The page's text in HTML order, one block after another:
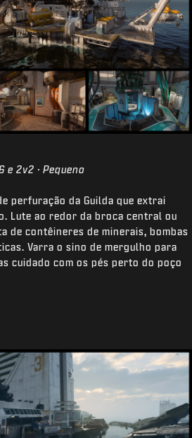
e 2v2 · Pequeno
perfuração da Guilda que extrai
Lute ao redor da broca central ou
de contêineres de minerais, bombas
Varra o sino de mergulho para
cuidado com os pés perto do poço